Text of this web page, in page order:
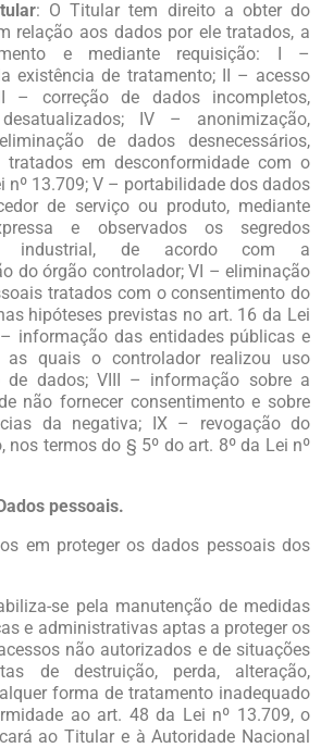
: O Titular tem direito a obter do
relação aos dados por ele tratados, a
e mediante requisição: I –
existência de tratamento; II – acesso
– correção de dados incompletos,
IV – anonimização,
de dados desnecessários,
tratados em desconformidade com o
nº 13.709; V – portabilidade dos dados
de serviço ou produto, mediante
e observados os segredos
industrial, de acordo com a
do órgão controlador; VI – eliminação
tratados com o consentimento do
hipóteses previstas no art. 16 da Lei
informação das entidades públicas e
as quais o controlador realizou uso
de dados; VIII – informação sobre a
não fornecer consentimento e sobre
da negativa; IX – revogação do
nos termos do § 5º do art. 8º da Lei nº
pessoais.
em proteger os dados pessoais dos
se pela manutenção de medidas
e administrativas aptas a proteger os
não autorizados e de situações
de destruição, perda, alteração,
forma de tratamento inadequado
ao art. 48 da Lei nº 13.709, o
ao Titular e à Autoridade Nacional